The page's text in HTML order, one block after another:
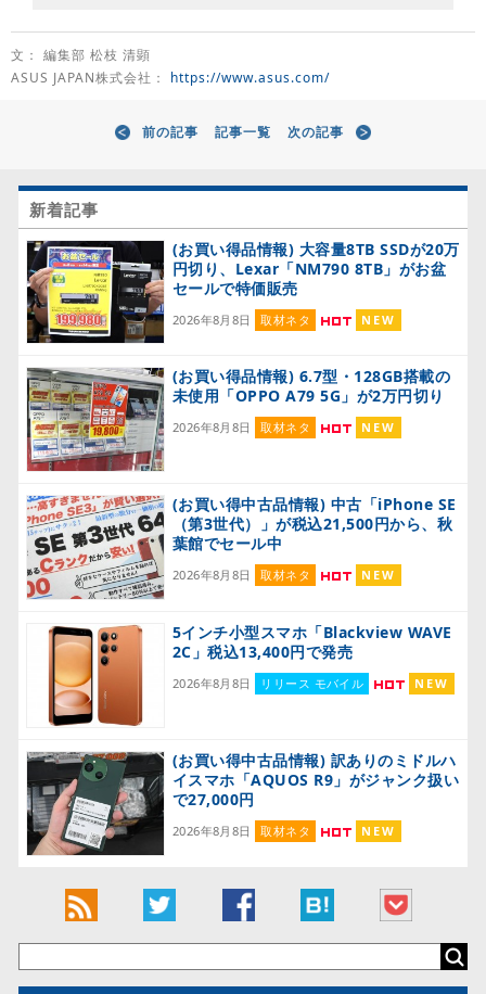
文： 編集部 松枝 清顕
ASUS JAPAN株式会社： https://www.asus.com/
前の記事 記事一覧 次の記事
新着記事
(お買い得品情報) 大容量8TB SSDが20万
円切り、Lexar「NM790 8TB」がお盆
セールで特価販売
2026年8月8日 取材ネタ NEW
(お買い得品情報) 6.7型・128GB搭載の
未使用「OPPO A79 5G」が2万円切り
2026年8月8日 取材ネタ NEW
(お買い得中古品情報) 中古「iPhone SE
（第3世代）」が税込21,500円から、秋
葉館でセール中
2026年8月8日 取材ネタ NEW
5インチ小型スマホ「Blackview WAVE
2C」税込13,400円で発売
2026年8月8日 リリース モバイル NEW
(お買い得中古品情報) 訳ありのミドルハ
イスマホ「AQUOS R9」がジャンク扱い
で27,000円
2026年8月8日 取材ネタ NEW